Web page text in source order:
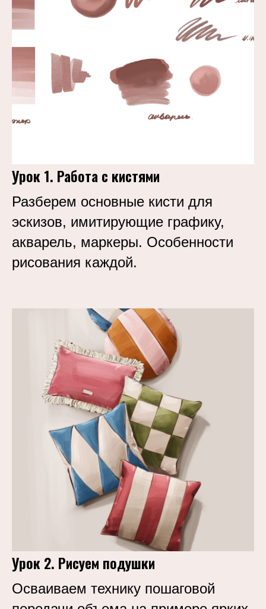
Урок 1. Работа с кистями
Разберем основные кисти для
эскизов, имитирующие графику,
акварель, маркеры. Особенности
рисования каждой.
Урок 2. Рисуем подушки
Осваиваем технику пошаговой